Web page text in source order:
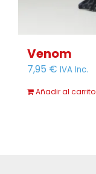
Venom
7,95 € IVA Inc.
Añadir al carrito